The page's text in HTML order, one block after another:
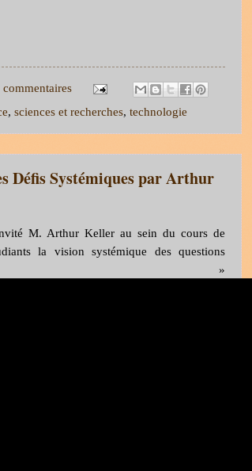
commentaires
, sciences et recherches, technologie
Défis Systémiques par Arthur
M. Arthur Keller au sein du cours de
la vision systémique des questions
»